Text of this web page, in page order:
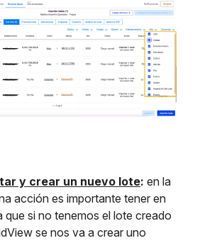
y crear un nuevo lote: en la
acción es importante tener en
que si no tenemos el lote creado
se nos va a crear uno